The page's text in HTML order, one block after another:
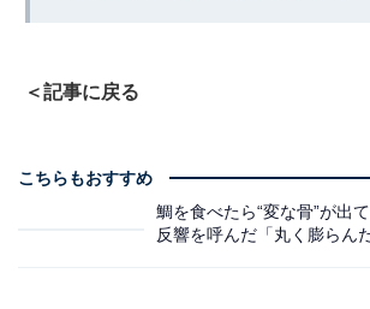
＜記事に戻る
こちらもおすすめ
鯛を食べたら“変な骨”が
反響を呼んだ「丸く膨らん